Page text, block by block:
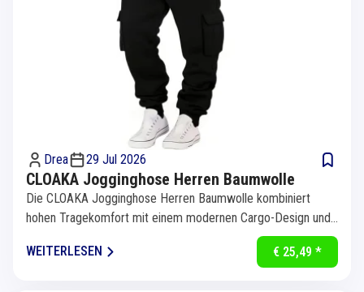
Drea 29 Jul 2026
CLOAKA Jogginghose Herren Baumwolle
Die CLOAKA Jogginghose Herren Baumwolle kombiniert
hohen Tragekomfort mit einem modernen Cargo-Design und
WEITERLESEN
€ 25,49 *